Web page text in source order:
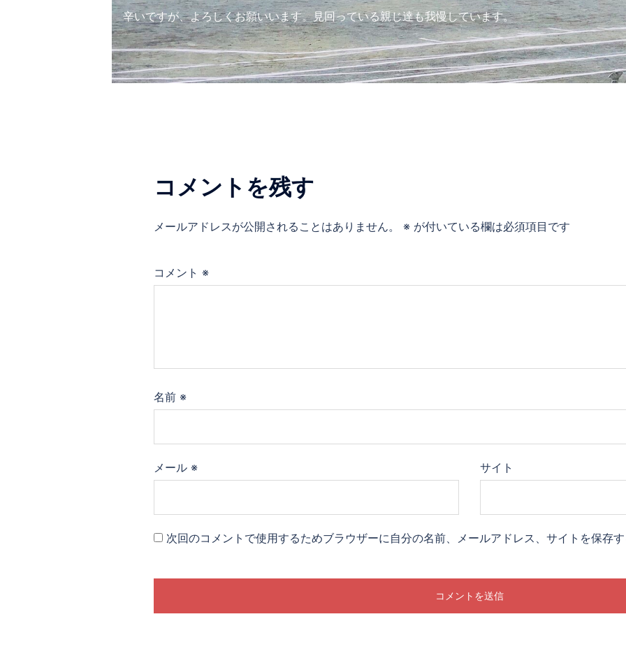
辛いですが、よろしくお願いいます。見回っている親じ達も我慢しています。
コメントを残す
メールアドレスが公開されることはありません。 ※が付いている欄は必須項目です
コメント ※
名前 ※
メール ※ サイト
次回のコメントで使用するためブラウザーに自分の名前、メールアドレス、サイトを保存